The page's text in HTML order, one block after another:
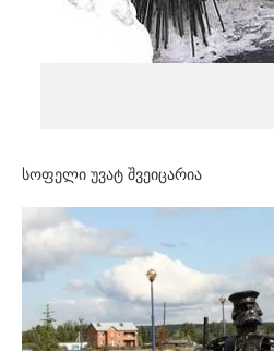
სოფელი უვატ შვეიცარია